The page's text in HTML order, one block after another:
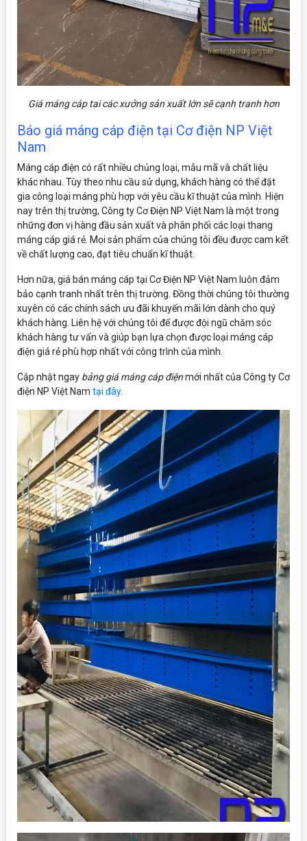
Giá máng cáp tai các xưởng sản xuất lớn sẽ cạnh tranh hơn
Báo giá máng cáp điện tại Cơ điện NP Việt
Nam
Máng cáp điện có rất nhiều chủng loại, mẫu mã và chất liệu
khác nhau. Tùy theo nhu cầu sử dụng, khách hàng có thể đặt
gia công loại máng phù hợp với yêu cầu kĩ thuật của mình. Hiện
nay trên thị trường, Công ty Cơ Điện NP Việt Nam là một trong
những đơn vị hàng đầu sản xuất và phân phối các loại thang
máng cáp giá rẻ. Mọi sản phẩm của chúng tôi đều được cam kết
về chất lượng cao, đạt tiêu chuẩn kĩ thuật.
Hơn nữa, giá bán máng cáp tại Cơ Điện NP Việt Nam luôn đảm
bảo cạnh tranh nhất trên thị trường. Đồng thời chúng tôi thường
xuyên có các chính sách ưu đãi khuyến mãi lớn dành cho quý
khách hàng. Liên hệ với chúng tôi để được đội ngũ chăm sóc
khách hàng tư vấn và giúp bạn lựa chọn được loại máng cáp
điện giá rẻ phù hợp nhất với công trình của mình.
Cập nhật ngay bảng giá máng cáp điệnmới nhất của Công ty Cơ
điện NP Việt Nam tại đây.